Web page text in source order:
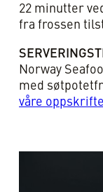
22 minutter
fra frossen
Norway
med
våre